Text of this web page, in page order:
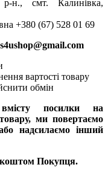
р-н., смт. Калинівка,
+380 (67) 528 01 69
вартості товару
обмін
посилки на
ми повертаємо
надсилаємо інший
коштом Покупця.